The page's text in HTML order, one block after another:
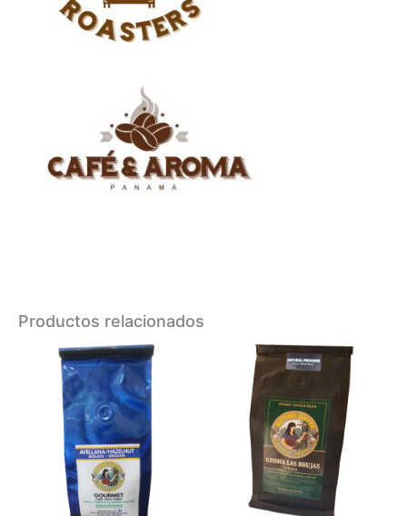
Productos relacionados
Este
producto
tiene
múltiples
variantes.
opciones
se